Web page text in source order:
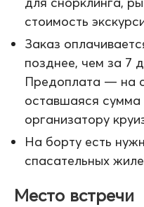
стоимость
Заказ
позднее, чем за 7
Предоплата — на
оставшаяся
организатору
На борту есть
спасательных
Место встречи